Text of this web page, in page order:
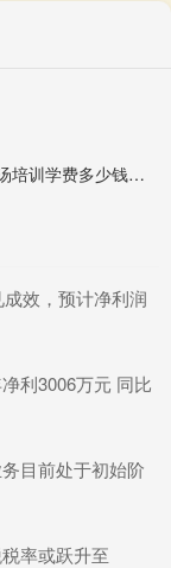
证券配资平台 淮南牛肉汤培训学费多少钱，学费区间清楚，学习方向更重要
效，预计净利润
利3006万元 同比
目前处于初始阶
率或跃升至